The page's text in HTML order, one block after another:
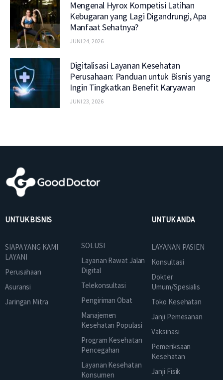
Mengenal Hyrox Kompetisi Latihan
Kebugaran yang Lagi Digandrungi, Apa
Manfaat Sehatnya?
JUNI 24, 2026
Digitalisasi Layanan Kesehatan
Perusahaan: Panduan untuk Bisnis yang
Ingin Tingkatkan Benefit Karyawan
JUNI 23, 2026
UNTUK BISNIS
SIAPA YANG KAMI
LAYANI
Perusahaan
Asuransi
Jaringan Mitra
SOLUSI
Layanan Rawat Jalan
Digital
Telekonsultasi
Pengiriman Obat
Manajemen
Kesehatan Populasi
Program Kesehatan
Pencegahan
Layanan Kesehatan
Konsumen
UNTUK ANDA
LAYANAN PASIEN
Konsultasi
Dokter
Umum/Spesialis
Toko Kesehatan
Janji Pemesanan
Vaksinasi
Pemeriksaan
Kesehatan
Janji Fisik